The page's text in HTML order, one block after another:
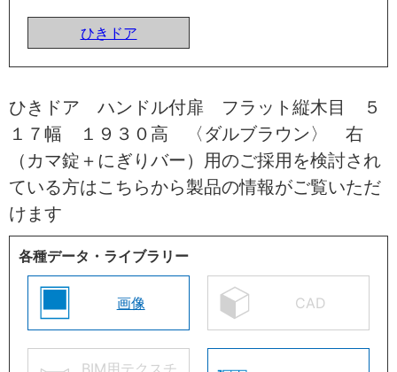
ひきドア
ひきドア ハンドル付扉 フラット縦木目 ５
１７幅 １９３０高 〈ダルブラウン〉 右
（カマ錠＋にぎりバー）用のご採用を検討され
ている方はこちらから製品の情報がご覧いただ
けます
各種データ・ライブラリー
画像 CAD